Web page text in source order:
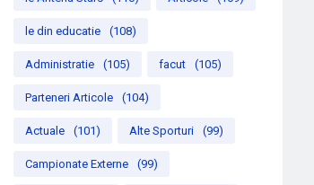
le din educatie (108)
Administratie (105) facut (105)
Parteneri Articole (104)
Actuale (101) Alte Sporturi (99)
Campionate Externe (99)